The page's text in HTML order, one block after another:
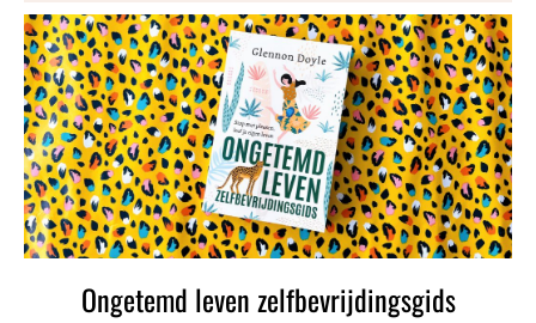
Ongetemd leven zelfbevrijdingsgids